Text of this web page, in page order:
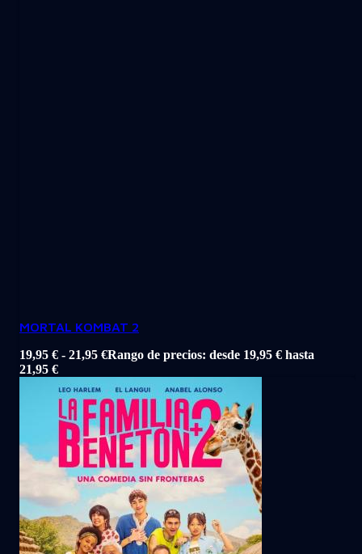
MORTAL KOMBAT 2
19,95 € - 21,95 €Rango de precios: desde 19,95 € hasta
21,95 €